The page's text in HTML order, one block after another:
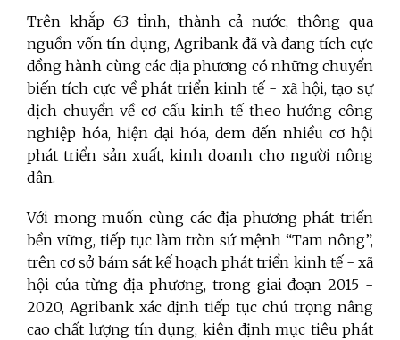
Trên khắp 63 tỉnh, thành cả nước, thông qua
nguồn vốn tín dụng, Agribank đã và đang tích cực
đồng hành cùng các địa phương có những chuyển
biến tích cực về phát triển kinh tế - xã hội, tạo sự
dịch chuyển về cơ cấu kinh tế theo hướng công
nghiệp hóa, hiện đại hóa, đem đến nhiều cơ hội
phát triển sản xuất, kinh doanh cho người nông
dân.
Với mong muốn cùng các địa phương phát triển
bền vững, tiếp tục làm tròn sứ mệnh “Tam nông”,
trên cơ sở bám sát kế hoạch phát triển kinh tế - xã
hội của từng địa phương, trong giai đoạn 2015 -
2020, Agribank xác định tiếp tục chú trọng nâng
cao chất lượng tín dụng, kiên định mục tiêu phát